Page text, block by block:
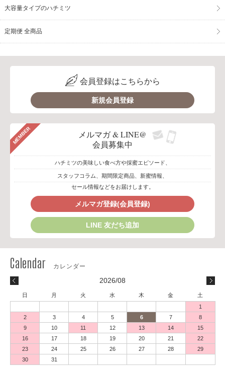
大容量タイプのハチミツ
定期便 全商品
会員登録はこちらから
新規会員登録
MEMBER
メルマガ & LINE@
会員募集中
ハチミツの美味しい食べ方や採蜜エピソード、
スタッフコラム、期間限定商品、新蜜情報、
セール情報などをお届けします。
メルマガ登録(会員登録)
LINE 友だち追加
2026/08
日 月 火 水 木 金
土
1
2
3 4 5 6 7
8
9
10 11 12 13 14
15
16
17 18 19 20 21
22
23
24 25 26 27 28
29
30
31